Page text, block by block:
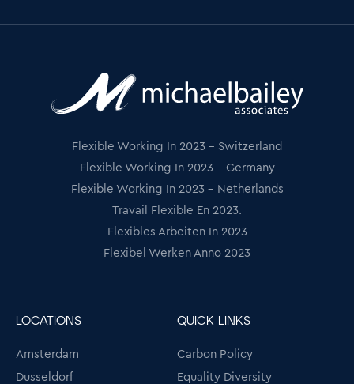
Flexible Working In 2023 - Switzerland
Flexible Working In 2023 - Germany
Flexible Working In 2023 - Netherlands
Travail Flexible En 2023.
Flexibles Arbeiten In 2023
Flexibel Werken Anno 2023
LOCATIONS
Amsterdam
Dusseldorf
QUICK LINKS
Carbon Policy
Equality Diversity